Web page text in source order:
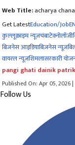
Web Title:acharya
Get LatestEducation/Job
कुल्लूक्राइम न्यूजचंबाटेक्नोलॉजी
बिजनेस आइडियाबिज़नेस न्यूज़
वायरल न्यूज़शिमलासरकारी
pangi ghati dainik
Published On: Apr 05, 2026
Follow Us